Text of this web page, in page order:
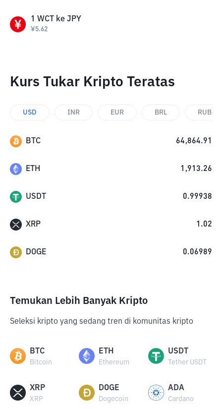
1 WCT ke JPY
¥5.62
Kurs Tukar Kripto Teratas
USD INR EUR BRL RUB
BTC 64,864.91
ETH 1,913.26
USDT 0.99938
XRP 1.02
DOGE 0.06989
Temukan Lebih Banyak Kripto
Seleksi kripto yang sedang tren di komunitas kripto
BTC
Bitcoin
ETH
Ethereum
USDT
Tether USDT
XRP
XRP
DOGE
Dogecoin
ADA
Cardano